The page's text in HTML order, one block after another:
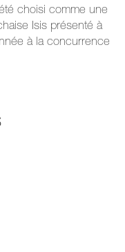
choisi comme une
Isis présenté à
à la concurrence